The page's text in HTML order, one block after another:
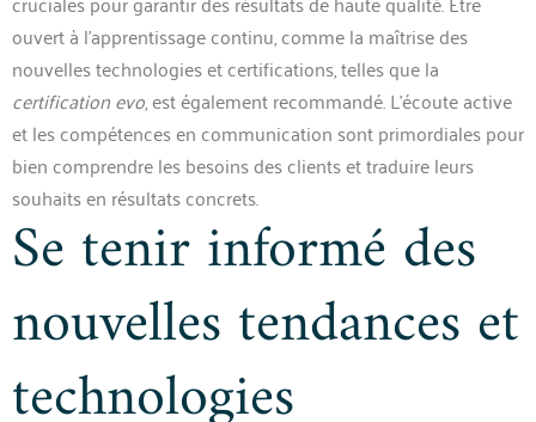
ouvert à l’apprentissage continu, comme la maîtrise des
nouvelles technologies et certifications, telles que la
certification evo, est également recommandé. L’écoute active
et les compétences en communication sont primordiales pour
bien comprendre les besoins des clients et traduire leurs
souhaits en résultats concrets.
Se tenir informé des
nouvelles tendances et
technologies